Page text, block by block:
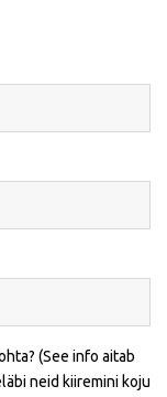
(See info aitab
neid kiiremini koju